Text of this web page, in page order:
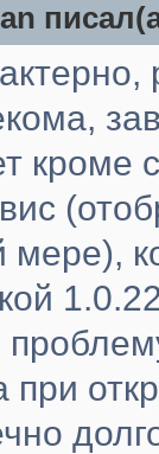
кроме
мере),
при